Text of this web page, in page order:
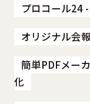
プロコール24
オリジナル会
簡単PDFメー
化